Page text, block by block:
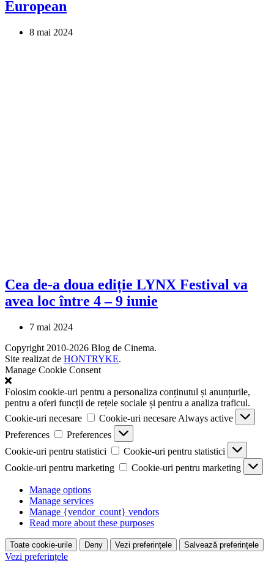
European
8 mai 2024
Cea de-a doua ediție LYNX Festival va
avea loc între 4 – 9 iunie
7 mai 2024
Copyright 2010-2026 Blog de Cinema.
Site realizat de HONTRYKE.
Manage Cookie Consent
Folosim cookie-uri pentru a personaliza conținutul și anunțurile,
pentru a oferi funcții de rețele sociale și pentru a analiza traficul.
Cookie-uri necesare
Cookie-uri necesare Always active
Preferences
Preferences
Cookie-uri pentru statistici
Cookie-uri pentru statistici
Cookie-uri pentru marketing
Cookie-uri pentru marketing
Manage options
Manage services
Manage {vendor_count} vendors
Read more about these purposes
Toate cookie-urile Deny Vezi preferințele Salvează preferințele
Vezi preferințele